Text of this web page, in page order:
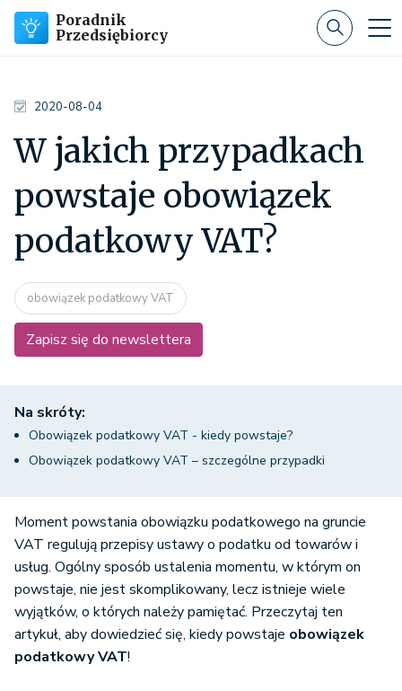
Poradnik
Przedsiębiorcy
2020-08-04
W jakich przypadkach
powstaje obowiązek
podatkowy VAT?
obowiązek podatkowy VAT
Zapisz się do newslettera
Na skróty:
Obowiązek podatkowy VAT - kiedy powstaje?
Obowiązek podatkowy VAT – szczególne przypadki
Moment powstania obowiązku podatkowego na gruncie
VAT regulują przepisy ustawy o podatku od towarów i
usług. Ogólny sposób ustalenia momentu, w którym on
powstaje, nie jest skomplikowany, lecz istnieje wiele
wyjątków, o których należy pamiętać. Przeczytaj ten
artykuł, aby dowiedzieć się, kiedy powstaje obowiązek
podatkowy VAT!